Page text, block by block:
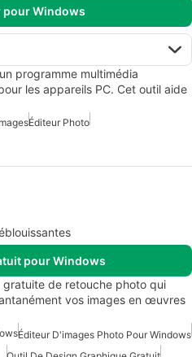
pour Windows
programme multimédia
les appareils PC. Cet outil aide
Éditeur Photo
pour Windows
de retouche photo qui
vos images en œuvres
Éditeur D'images Photo Pour Windows